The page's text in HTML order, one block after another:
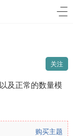
关注
及正常的数量模
购买主题